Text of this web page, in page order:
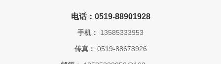
电话：0519-88901928
手机： 13585333953
传真： 0519-88678926